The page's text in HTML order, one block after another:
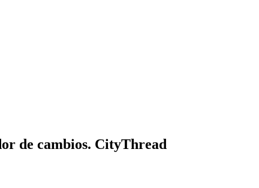
de cambios. CityThread